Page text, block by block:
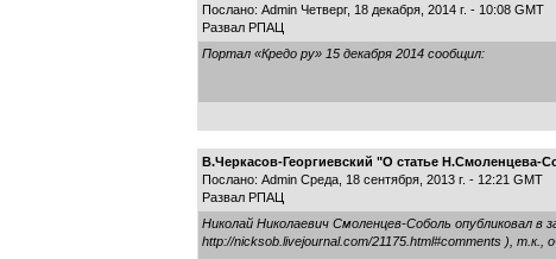
Послано: Admin Четверг, 18 декабря, 2014 г. - 10:08 GMT
Развал РПАЦ
Портал «Кредо ру» 15 декабря 2014 сообщил:
В.Черкасов-Георгиевский "О статье Н.Смоленцева-
Послано: Admin Среда, 18 сентября, 2013 г. - 12:21 GMT
Развал РПАЦ
Николай Николаевич Смоленцев-Соболь
http://nicksob.livejournal.com/21175.html#comments ),